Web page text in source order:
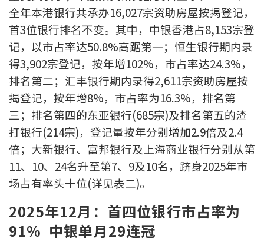
2889 2886 / cmb@mail.centanet.com
中原地产 | 网上搵楼 |
中原工商铺
© 2026 中原按揭经纪有限公司 Centaline Mortgage Broker Limited 版权所有
条款及细则
私隐政策声明
全年本港银行共承办16,027宗资助房屋按揭登记，
首3位银行排名不变。其中，中银香港占8,153宗登
记，以市占率达50.8%高踞第一；恒生银行期内录
得3,902宗登记，按年增102%，市占率达24.3%，
排名第二；汇丰银行期内录得2,611宗资助房屋按
揭登记，按年增8%，市占率为16.3%，排名第
三；排名第四的东亚银行(685宗)及排名第五的渣
打银行(214宗)，登记量按年分别增加2.9倍及2.4
倍；大新银行、富邦银行及上海商业银行分别从第
11、10、24名升至第7、9及10名，跻身2025年市
场占有率头十位(详见表二)。
2025年12月：首四位银行市占率为
91% 中银单月29连冠